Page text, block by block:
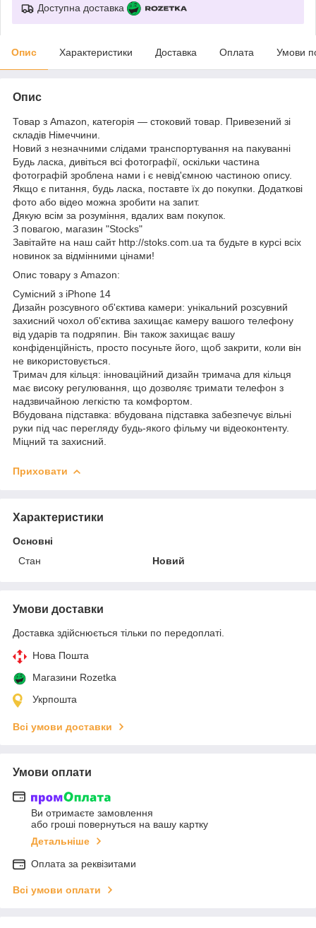
Доступна доставка
Опис Характеристики Доставка Оплата Умови
Опис
Товар з Amazon, категорія — стоковий товар. Привезений зі
складів Німеччини.
Новий з незначними слідами транспортування на пакуванні
Будь ласка, дивіться всі фотографії, оскільки частина
фотографій зроблена нами і є невід'ємною частиною опису.
Якщо є питання, будь ласка, поставте їх до покупки. Додаткові
фото або відео можна зробити на запит.
Дякую всім за розуміння, вдалих вам покупок.
З повагою, магазин "Stocks"
Завітайте на наш сайт http://stoks.com.ua та будьте в курсі всіх
новинок за відмінними цінами!
Опис товару з Amazon:
Сумісний з iPhone 14
Дизайн розсувного об'єктива камери: унікальний розсувний
захисний чохол об'єктива захищає камеру вашого телефону
від ударів та подряпин. Він також захищає вашу
конфіденційність, просто посуньте його, щоб закрити, коли він
не використовується.
Тримач для кільця: інноваційний дизайн тримача для кільця
має високу регулювання, що дозволяє тримати телефон з
надзвичайною легкістю та комфортом.
Вбудована підставка: вбудована підставка забезпечує вільні
руки під час перегляду будь-якого фільму чи відеоконтенту.
Міцний та захисний.
Приховати
Характеристики
Основні
Стан
Новий
Умови доставки
Доставка здійснюється тільки по передоплаті.
Нова Пошта
Магазини Rozetka
Укрпошта
Всі умови доставки
Умови оплати
Ви отримаєте замовлення
або гроші повернуться на вашу картку
Детальніше
Оплата за реквізитами
Всі умови оплати